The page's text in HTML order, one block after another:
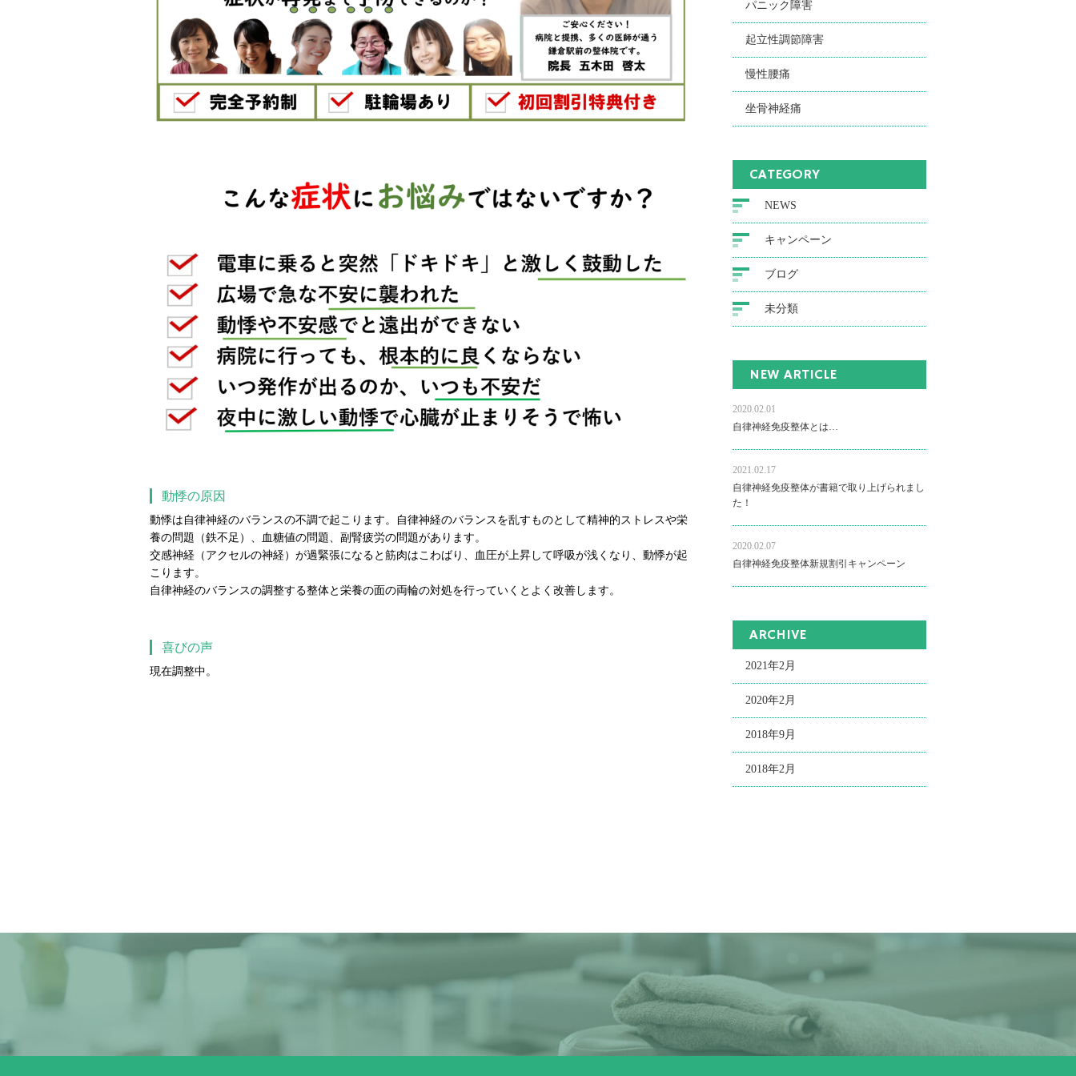
動悸の原因
動悸は自律神経のバランスの不調で起こります。自律神経のバランスを乱すものとして精神的ストレスや栄
養の問題（鉄不足）、血糖値の問題、副腎疲労の問題があります。
交感神経（アクセルの神経）が過緊張になると筋肉はこわばり、血圧が上昇して呼吸が浅くなり、動悸が起
こります。
自律神経のバランスの調整する整体と栄養の面の両輪の対処を行っていくとよく改善します。
喜びの声
現在調整中。
パニック障害
起立性調節障害
慢性腰痛
坐骨神経痛
CATEGORY
NEWS
キャンペーン
ブログ
未分類
NEW ARTICLE
2020.02.01
自律神経免疫整体とは…
2021.02.17
自律神経免疫整体が書籍で取り上げられまし
た！
2020.02.07
自律神経免疫整体新規割引キャンペーン
ARCHIVE
2021年2月
2020年2月
2018年9月
2018年2月